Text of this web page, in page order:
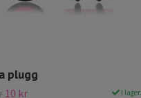
plugg
10 kr I lager.